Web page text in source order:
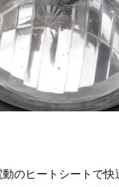
のヒートシートで